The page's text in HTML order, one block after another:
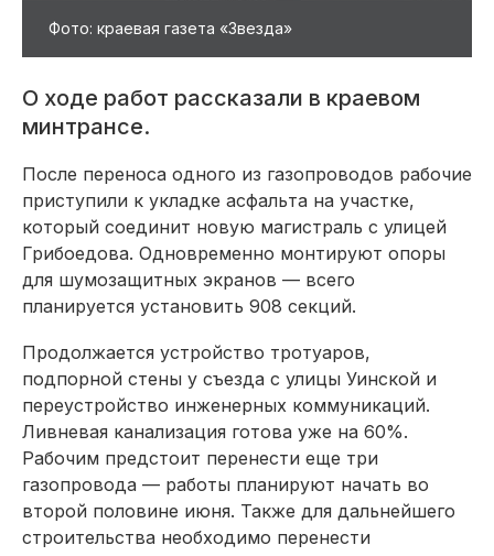
Фото: краевая газета «Звезда»
О ходе работ рассказали в краевом
минтрансе.
После переноса одного из газопроводов рабочие
приступили к укладке асфальта на участке,
который соединит новую магистраль с улицей
Грибоедова. Одновременно монтируют опоры
для шумозащитных экранов — всего
планируется установить 908 секций.
Продолжается устройство тротуаров,
подпорной стены у съезда с улицы Уинской и
переустройство инженерных коммуникаций.
Ливневая канализация готова уже на 60%.
Рабочим предстоит перенести еще три
газопровода — работы планируют начать во
второй половине июня. Также для дальнейшего
строительства необходимо перенести